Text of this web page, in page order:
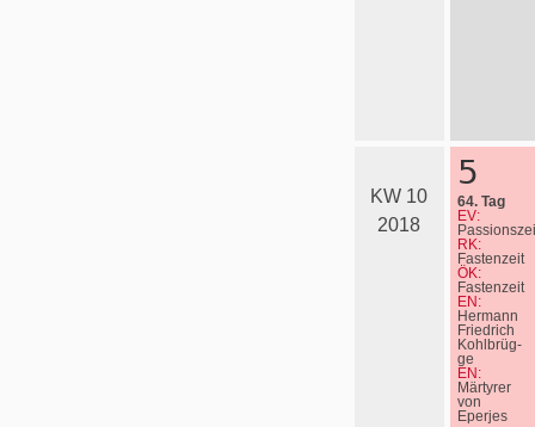
KW 10
2018
5
64. Tag
EV:
RK:
Fastenzeit
ÖK:
Fastenzeit
EN:
Hermann
Friedrich
Kohl­brüg­
ge
EN:
Märtyrer
von
Eperjes